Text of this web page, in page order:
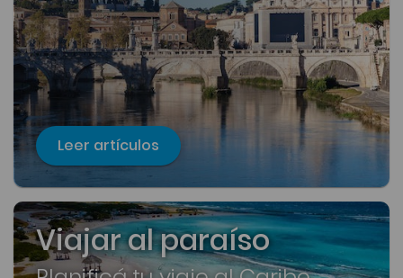
Leer artículos
Viajar al paraíso